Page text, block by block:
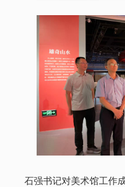
石强书记对美术馆工作